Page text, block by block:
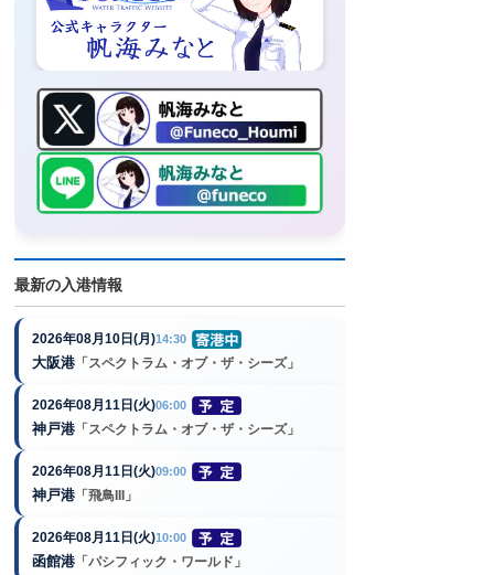
最新の入港情報
2026年08月10日(月)14:30
大阪港 「スペクトラム・オブ・ザ・シーズ」
2026年08月11日(火)06:00
神戸港 「スペクトラム・オブ・ザ・シーズ」
2026年08月11日(火)09:00
神戸港 「飛鳥III」
2026年08月11日(火)10:00
函館港 「パシフィック・ワールド」